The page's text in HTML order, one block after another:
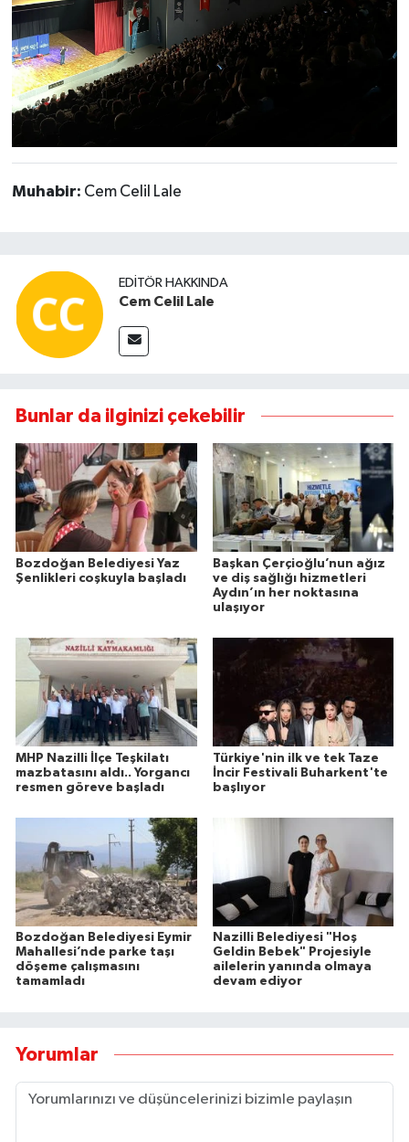
Muhabir: Cem Celil Lale
EDITÖR HAKKINDA
Cem Celil Lale
Bunlar da ilginizi çekebilir
Bozdoğan Belediyesi Yaz
Şenlikleri coşkuyla başladı
Başkan Çerçioğlu’nun ağız
ve diş sağlığı hizmetleri
Aydın’ın her noktasına
ulaşıyor
MHP Nazilli İlçe Teşkilatı
mazbatasını aldı.. Yorgancı
resmen göreve başladı
Türkiye'nin ilk ve tek Taze
İncir Festivali Buharkent'te
başlıyor
Bozdoğan Belediyesi Eymir
Mahallesi’nde parke taşı
döşeme çalışmasını
tamamladı
Nazilli Belediyesi "Hoş
Geldin Bebek" Projesiyle
ailelerin yanında olmaya
devam ediyor
Yorumlar